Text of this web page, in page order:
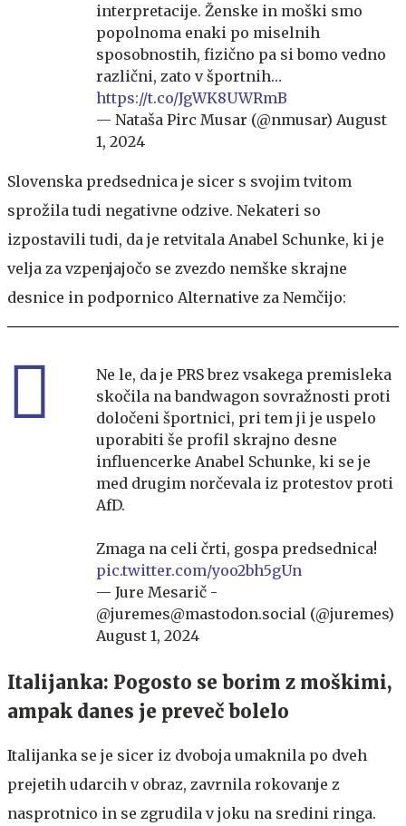
interpretacije. Ženske in moški smo
popolnoma enaki po miselnih
sposobnostih, fizično pa si bomo vedno
različni, zato v športnih…
https://t.co/JgWK8UWRmB
— Nataša Pirc Musar (@nmusar) August
1, 2024
Slovenska predsednica je sicer s svojim tvitom
sprožila tudi negativne odzive. Nekateri so
izpostavili tudi, da je retvitala Anabel Schunke, ki je
velja za vzpenjajočo se zvezdo nemške skrajne
desnice in podpornico Alternative za Nemčijo:
Ne le, da je PRS brez vsakega premisleka
skočila na bandwagon sovražnosti proti
določeni športnici, pri tem ji je uspelo
uporabiti še profil skrajno desne
influencerke Anabel Schunke, ki se je
med drugim norčevala iz protestov proti
AfD.
Zmaga na celi črti, gospa predsednica!
pic.twitter.com/yoo2bh5gUn
— Jure Mesarič -
@juremes@mastodon.social (@juremes)
August 1, 2024
Italijanka: Pogosto se borim z moškimi,
ampak danes je preveč bolelo
Italijanka se je sicer iz dvoboja umaknila po dveh
prejetih udarcih v obraz, zavrnila rokovanje z
nasprotnico in se zgrudila v joku na sredini ringa.